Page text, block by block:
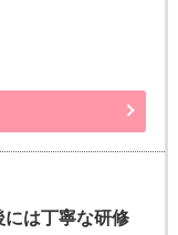
は丁寧な研修